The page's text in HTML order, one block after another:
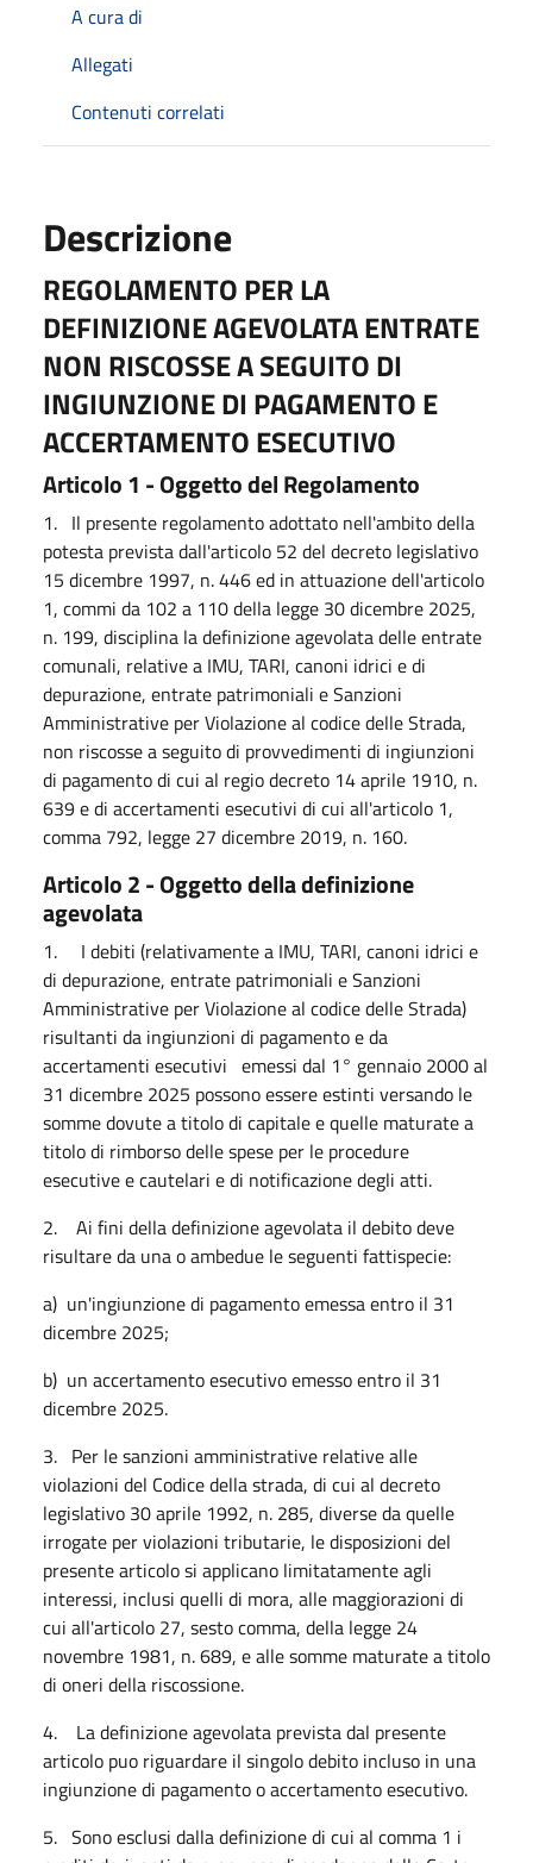
A cura di
Allegati
Contenuti correlati
Descrizione
REGOLAMENTO PER LA
DEFINIZIONE AGEVOLATA ENTRATE
NON RISCOSSE A SEGUITO DI
INGIUNZIONE DI PAGAMENTO E
ACCERTAMENTO ESECUTIVO
Articolo 1 - Oggetto del Regolamento
1. Il presente regolamento adottato nell'ambito della
potesta prevista dall'articolo 52 del decreto legislativo
15 dicembre 1997, n. 446 ed in attuazione dell'articolo
1, commi da 102 a 110 della legge 30 dicembre 2025,
n. 199, disciplina la definizione agevolata delle entrate
comunali, relative a IMU, TARI, canoni idrici e di
depurazione, entrate patrimoniali e Sanzioni
Amministrative per Violazione al codice delle Strada,
non riscosse a seguito di provvedimenti di ingiunzioni
di pagamento di cui al regio decreto 14 aprile 1910, n.
639 e di accertamenti esecutivi di cui all'articolo 1,
comma 792, legge 27 dicembre 2019, n. 160.
Articolo 2 - Oggetto della definizione
agevolata
1. I debiti (relativamente a IMU, TARI, canoni idrici e
di depurazione, entrate patrimoniali e Sanzioni
Amministrative per Violazione al codice delle Strada)
risultanti da ingiunzioni di pagamento e da
accertamenti esecutivi emessi dal 1° gennaio 2000 al
31 dicembre 2025 possono essere estinti versando le
somme dovute a titolo di capitale e quelle maturate a
titolo di rimborso delle spese per le procedure
esecutive e cautelari e di notificazione degli atti.
2. Ai fini della definizione agevolata il debito deve
risultare da una o ambedue le seguenti fattispecie:
a) un'ingiunzione di pagamento emessa entro il 31
dicembre 2025;
b) un accertamento esecutivo emesso entro il 31
dicembre 2025.
3. Per le sanzioni amministrative relative alle
violazioni del Codice della strada, di cui al decreto
legislativo 30 aprile 1992, n. 285, diverse da quelle
irrogate per violazioni tributarie, le disposizioni del
presente articolo si applicano limitatamente agli
interessi, inclusi quelli di mora, alle maggiorazioni di
cui all'articolo 27, sesto comma, della legge 24
novembre 1981, n. 689, e alle somme maturate a titolo
di oneri della riscossione.
4. La definizione agevolata prevista dal presente
articolo puo riguardare il singolo debito incluso in una
ingiunzione di pagamento o accertamento esecutivo.
5. Sono esclusi dalla definizione di cui al comma 1 i